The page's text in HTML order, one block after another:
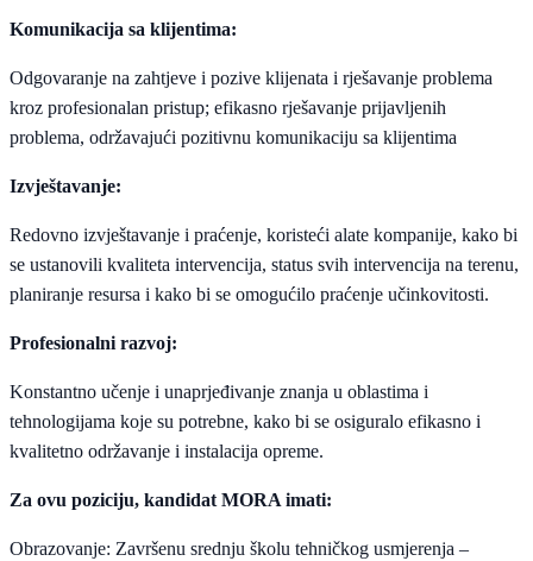
Komunikacija sa klijentima:
Odgovaranje na zahtjeve i pozive klijenata i rješavanje problema
kroz profesionalan pristup; efikasno rješavanje prijavljenih
problema, održavajući pozitivnu komunikaciju sa klijentima
Izvještavanje:
Redovno izvještavanje i praćenje, koristeći alate kompanije, kako bi
se ustanovili kvaliteta intervencija, status svih intervencija na terenu,
planiranje resursa i kako bi se omogućilo praćenje učinkovitosti.
Profesionalni razvoj:
Konstantno učenje i unaprjeđivanje znanja u oblastima i
tehnologijama koje su potrebne, kako bi se osiguralo efikasno i
kvalitetno održavanje i instalacija opreme.
Za ovu poziciju, kandidat MORA imati:
Obrazovanje: Završenu srednju školu tehničkog usmjerenja –